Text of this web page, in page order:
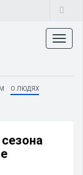
О ЛЮДЯХ